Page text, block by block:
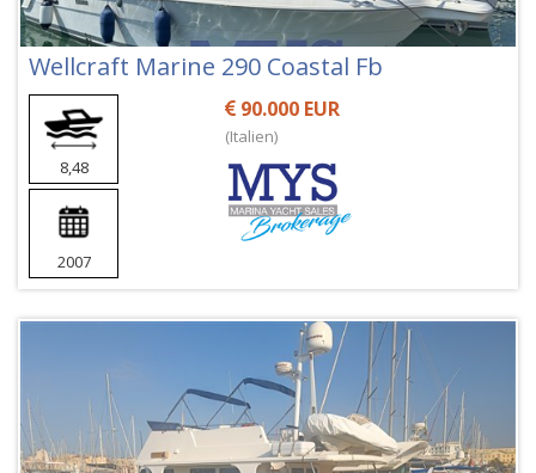
Wellcraft Marine 290 Coastal Fb
8,48
2007
90.000 EUR
(Italien)